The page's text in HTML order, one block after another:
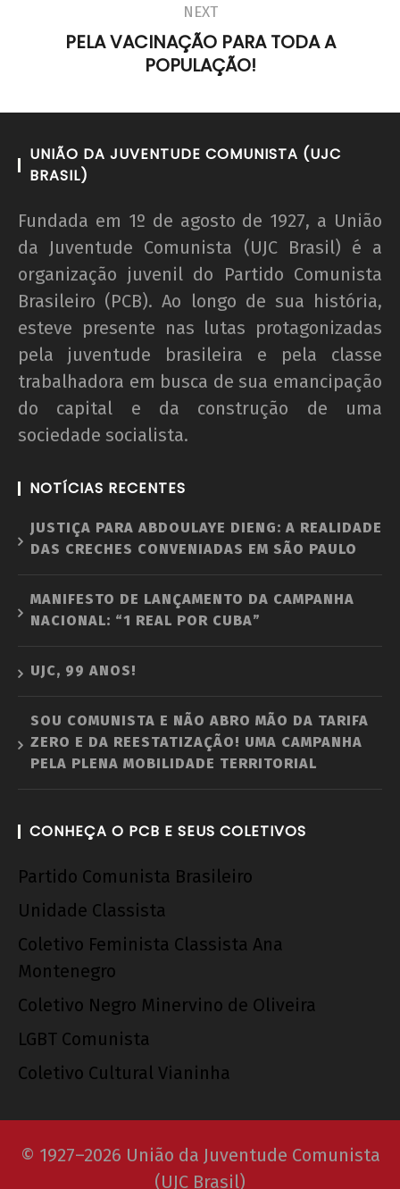
NEXT
PELA VACINAÇÃO PARA TODA A
POPULAÇÃO!
UNIÃO DA JUVENTUDE COMUNISTA (UJC
BRASIL)
Fundada em 1º de agosto de 1927, a União
da Juventude Comunista (UJC Brasil) é a
organização juvenil do Partido Comunista
Brasileiro (PCB). Ao longo de sua história,
esteve presente nas lutas protagonizadas
pela juventude brasileira e pela classe
trabalhadora em busca de sua emancipação
do capital e da construção de uma
sociedade socialista.
NOTÍCIAS RECENTES
JUSTIÇA PARA ABDOULAYE DIENG: A REALIDADE
DAS CRECHES CONVENIADAS EM SÃO PAULO
MANIFESTO DE LANÇAMENTO DA CAMPANHA
NACIONAL: “1 REAL POR CUBA”
UJC, 99 ANOS!
SOU COMUNISTA E NÃO ABRO MÃO DA TARIFA
ZERO E DA REESTATIZAÇÃO! UMA CAMPANHA
PELA PLENA MOBILIDADE TERRITORIAL
CONHEÇA O PCB E SEUS COLETIVOS
Partido Comunista Brasileiro
Unidade Classista
Coletivo Feminista Classista Ana
Montenegro
Coletivo Negro Minervino de Oliveira
LGBT Comunista
Coletivo Cultural Vianinha
© 1927–2026 União da Juventude Comunista
(UJC Brasil)